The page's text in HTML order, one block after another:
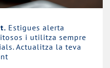
Estigues alerta
i utilitza sempre
Actualitza la teva